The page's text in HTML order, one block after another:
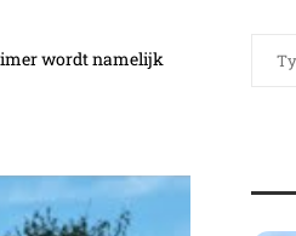
wordt namelijk